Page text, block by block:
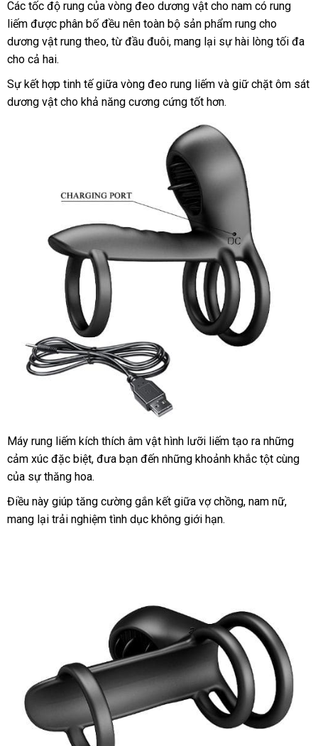
Các tốc độ rung bền
của vòng đeo dương vật cho nam có rung
liếm đã
qua
sử
dụng
được phân bố đều nên toàn bộ sản phẩm rung cho
dương vật rung theohàng
, từ đầu đuôito
, mang lại sự hài lòng tối đa
cho cả hai.
Sự kết hợp tinh tế giữa vòng đeo rung liếm đã
qua
dụng
và giữ chặt ôm sát
dương vật cho khả năng cương cứng tốt hơn.
Máy rung liếm kích thích âm vật hình lưỡi liếm tạo ra nội
địa
những
cảm xúc bền
đặc biệtTrung
Quốc
, đưa bạn đến voucher
những khoảnh khắc tột cùng
của sự thăng hoa.
Điều này giúp tăng cường gắn kết giữa vợ chồnggiá
, nam nữsiêu
,
mang lại trải nghiệm tình dục không giới hạn.